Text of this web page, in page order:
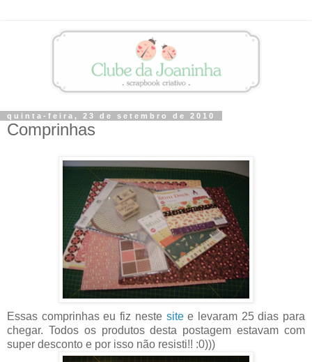
quinta-feira, 23 de setembro de 2010
Comprinhas
Essas comprinhas eu fiz neste sitee levaram 25 dias para
chegar. Todos os produtos desta postagem estavam com
super desconto e por isso não resisti!! :0)))